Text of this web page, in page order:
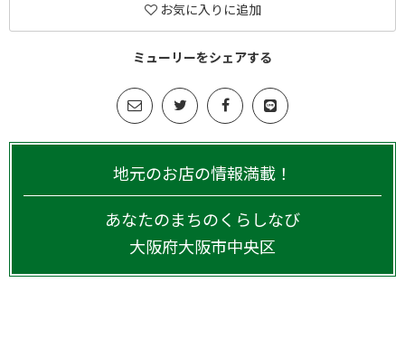
お気に入りに追加
ミューリーをシェアする
地元のお店の情報満載！
あなたのまちのくらしなび
大阪府大阪市中央区